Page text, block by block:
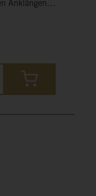
Anklängen
deutlich